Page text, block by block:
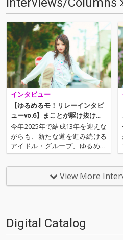
インタビュー
【ゆるめるモ！リレーインタビ
ューvo.6】まことが駆け抜け
た、怒涛の日々
今年2025年で結成13年を迎えな
がらも、新たな道を進み続ける
アイドル・グループ、ゆるめる
モ！。そんな現在のグループの
歩みにフォーカスを当てるメン
バー個別インタビューシリーズ
の第6弾は、まこと。昨年2024
View More
Digital Catalog